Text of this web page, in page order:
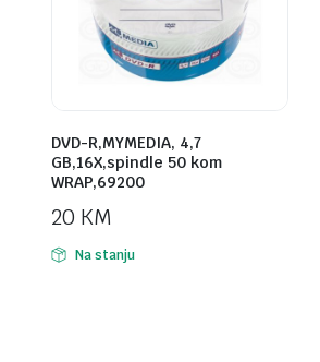
DVD-R,MYMEDIA, 4,7
GB,16X,spindle 50 kom
WRAP,69200
20 KM
Na stanju